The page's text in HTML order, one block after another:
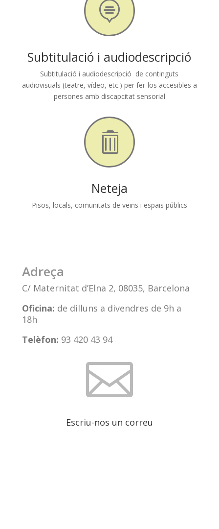

Subtitulació i audiodescripció
Subtitulació i audiodescripció de continguts
audiovisuals (teatre, vídeo, etc.) per fer-los accesibles a
persones amb discapcitat sensorial

Neteja
Pisos, locals, comunitats de veins i espais públics
Adreça
C/ Maternitat d’Elna 2, 08035, Barcelona
Oficina: de dilluns a divendres de 9h a
18h
Telèfon: 93 420 43 94

Escriu-nos un correu